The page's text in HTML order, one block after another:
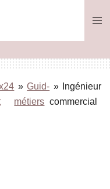
» Guid-
métiers
»
Ingénieur
commercial